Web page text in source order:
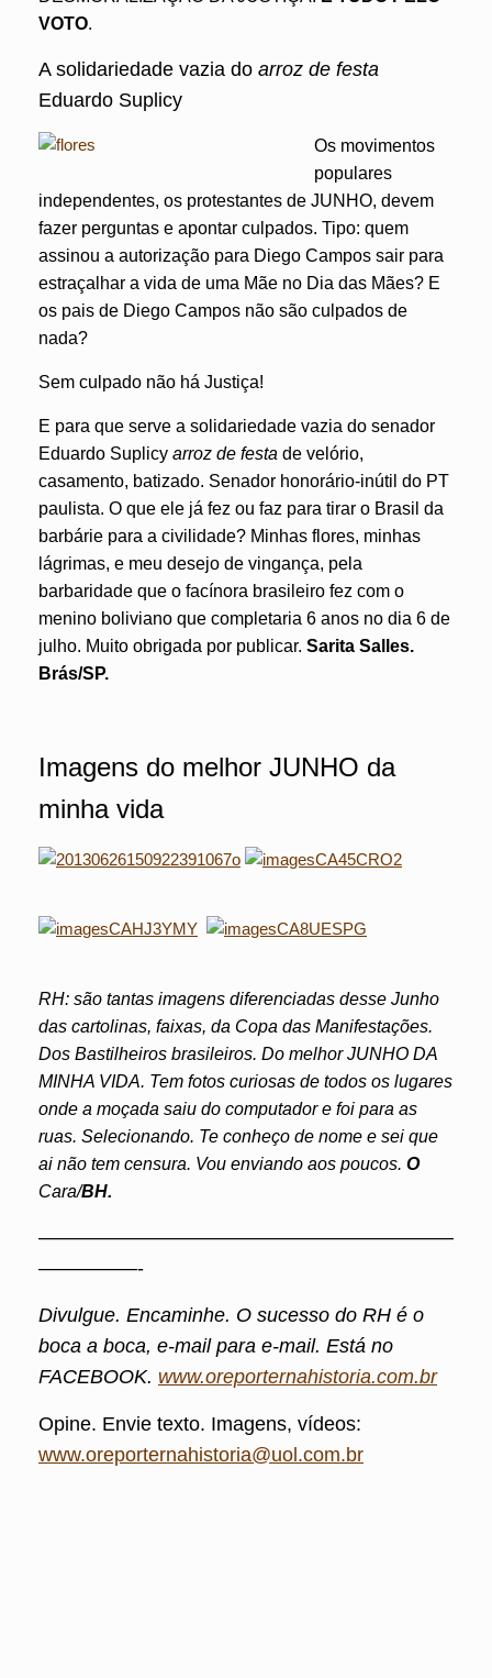
VOTO.
A solidariedade vazia do arroz de festa
Eduardo Suplicy
Os movimentos
populares
independentes, os protestantes de JUNHO, devem
fazer perguntas e apontar culpados. Tipo: quem
assinou a autorização para Diego Campos sair para
estraçalhar a vida de uma Mãe no Dia das Mães? E
os pais de Diego Campos não são culpados de
nada?
Sem culpado não há Justiça!
E para que serve a solidariedade vazia do senador
Eduardo Suplicy arroz de festa de velório,
casamento, batizado. Senador honorário-inútil do PT
paulista. O que ele já fez ou faz para tirar o Brasil da
barbárie para a civilidade? Minhas flores, minhas
lágrimas, e meu desejo de vingança, pela
barbaridade que o facínora brasileiro fez com o
menino boliviano que completaria 6 anos no dia 6 de
julho. Muito obrigada por publicar. Sarita Salles.
Brás/SP.
Imagens do melhor JUNHO da
minha vida
RH: são tantas imagens diferenciadas desse Junho
das cartolinas, faixas, da Copa das Manifestações.
Dos Bastilheiros brasileiros. Do melhor JUNHO DA
MINHA VIDA. Tem fotos curiosas de todos os lugares
onde a moçada saiu do computador e foi para as
ruas. Selecionando. Te conheço de nome e sei que
ai não tem censura. Vou enviando aos poucos. O
Cara/BH.
—————————————————————
—————-
Divulgue. Encaminhe. O sucesso do RH é o
boca a boca, e-mail para e-mail. Está no
FACEBOOK. www.oreporternahistoria.com.br
Opine. Envie texto. Imagens, vídeos:
www.oreporternahistoria@uol.com.br